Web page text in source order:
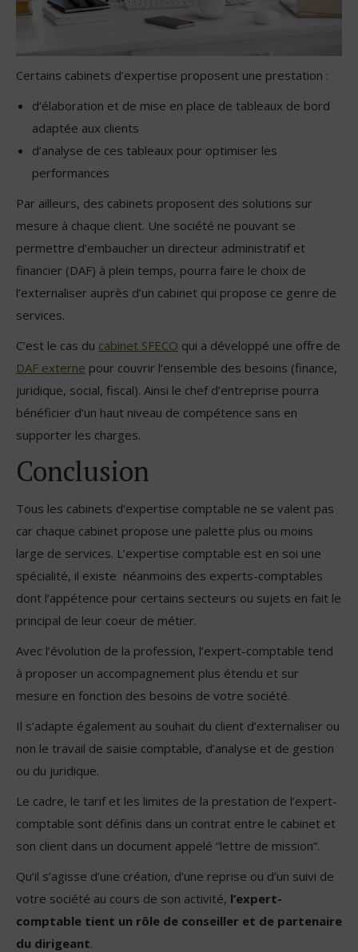
Certains cabinets d’expertise proposent une prestation :
d’élaboration et de mise en place de tableaux de bord
adaptée aux clients
d’analyse de ces tableaux pour optimiser les
performances
Par ailleurs, des cabinets proposent des solutions sur
mesure à chaque client. Une société ne pouvant se
permettre d’embaucher un directeur administratif et
financier (DAF) à plein temps, pourra faire le choix de
l’externaliser auprès d’un cabinet qui propose ce genre de
services.
C’est le cas du cabinet SFECO qui a développé une offre de
DAF externe pour couvrir l’ensemble des besoins (finance,
juridique, social, fiscal). Ainsi le chef d’entreprise pourra
bénéficier d’un haut niveau de compétence sans en
supporter les charges.
Conclusion
Tous les cabinets d’expertise comptable ne se valent pas
car chaque cabinet propose une palette plus ou moins
large de services. L’expertise comptable est en soi une
spécialité, il existe néanmoins des experts-comptables
dont l’appétence pour certains secteurs ou sujets en fait le
principal de leur coeur de métier.
Avec l’évolution de la profession, l’expert-comptable tend
à proposer un accompagnement plus étendu et sur
mesure en fonction des besoins de votre société.
Il s’adapte également au souhait du client d’externaliser ou
non le travail de saisie comptable, d’analyse et de gestion
ou du juridique.
Le cadre, le tarif et les limites de la prestation de l’expert-
comptable sont définis dans un contrat entre le cabinet et
son client dans un document appelé “lettre de mission”.
Qu’il s’agisse d’une création, d’une reprise ou d’un suivi de
votre société au cours de son activité, l’expert-
comptable tient un rôle de conseiller et de partenaire
du dirigeant.